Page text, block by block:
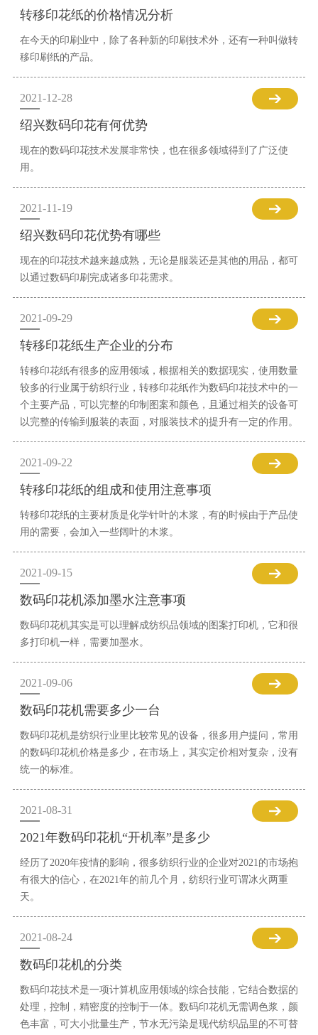
转移印花纸的价格情况分析
在今天的印刷业中，除了各种新的印刷技术外，还有一种叫做转
移印刷纸的产品。
2021-12-28
绍兴数码印花有何优势
现在的数码印花技术发展非常快，也在很多领域得到了广泛使
用。
2021-11-19
绍兴数码印花优势有哪些
现在的印花技术越来越成熟，无论是服装还是其他的用品，都可
以通过数码印刷完成诸多印花需求。
2021-09-29
转移印花纸生产企业的分布
转移印花纸有很多的应用领域，根据相关的数据现实，使用数量
较多的行业属于纺织行业，转移印花纸作为数码印花技术中的一
个主要产品，可以完整的印制图案和颜色，且通过相关的设备可
以完整的传输到服装的表面，对服装技术的提升有一定的作用。
2021-09-22
转移印花纸的组成和使用注意事项
转移印花纸的主要材质是化学针叶的木浆，有的时候由于产品使
用的需要，会加入一些阔叶的木浆。
2021-09-15
数码印花机添加墨水注意事项
数码印花机其实是可以理解成纺织品领域的图案打印机，它和很
多打印机一样，需要加墨水。
2021-09-06
数码印花机需要多少一台
数码印花机是纺织行业里比较常见的设备，很多用户提问，常用
的数码印花机价格是多少，在市场上，其实定价相对复杂，没有
统一的标准。
2021-08-31
2021年数码印花机“开机率”是多少
经历了2020年疫情的影响，很多纺织行业的企业对2021的市场抱
有很大的信心，在2021年的前几个月，纺织行业可谓冰火两重
天。
2021-08-24
数码印花机的分类
数码印花技术是一项计算机应用领域的综合技能，它结合数据的
处理，控制，精密度的控制于一体。数码印花机无需调色浆，颜
色丰富，可大小批量生产，节水无污染是现代纺织品里的不可替